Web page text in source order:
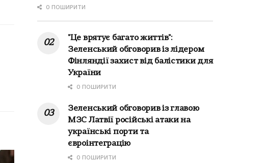
0 ПОШИРИТИ
"Це врятує багато життів":
Зеленський обговорив із лідером
Фінляндії захист від балістики для
України
0 ПОШИРИТИ
Зеленський обговорив із главою
МЗС Латвії російські атаки на
українські порти та
євроінтеграцію
0 ПОШИРИТИ